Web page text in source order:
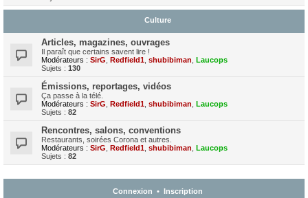
Culture
Articles, magazines, ouvrages
Il paraît que certains savent lire !
Modérateurs : SirG Redfield1 shubibiman Laucops
Sujets : 130
Émissions, reportages, vidéos
Ça passe à la télé.
Modérateurs : SirG Redfield1 shubibiman Laucops
Sujets : 82
Rencontres, salons, conventions
Restaurants, soirées Corona et autres.
Modérateurs : SirG Redfield1 shubibiman Laucops
Sujets : 82
Connexion • Inscription